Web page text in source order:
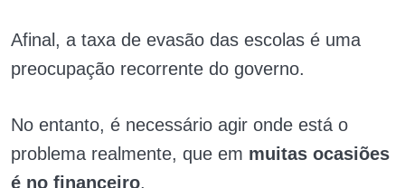
Afinal, a taxa de evasão das escolas é uma
preocupação recorrente do governo.
No entanto, é necessário agir onde está o
problema realmente, que em muitas ocasiões
é no financeiro.